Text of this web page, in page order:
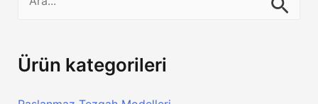
rÜrün kategorileri